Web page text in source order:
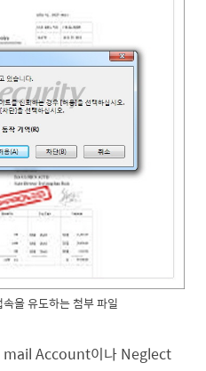
을 유도하는 첨부 파일
Account이나 Neglect